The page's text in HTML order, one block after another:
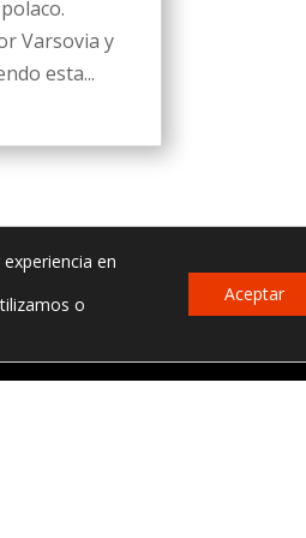
Varsovia y
esta...
en
o
Aceptar